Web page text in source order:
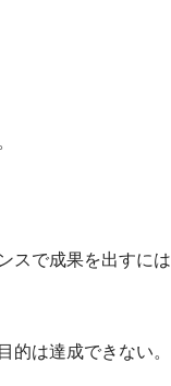
スで成果を出すには
的は達成できない。